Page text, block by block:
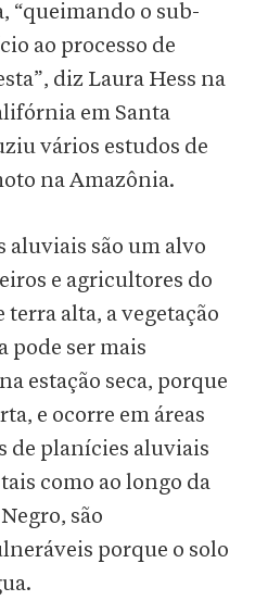
“queimando o sub-
ao processo de
diz Laura Hess na
em Santa
vários estudos de
na Amazônia.
são um alvo
e agricultores do
alta, a vegetação
pode ser mais
estação seca, porque
e ocorre em áreas
de planícies aluviais
como ao longo da
são
porque o solo